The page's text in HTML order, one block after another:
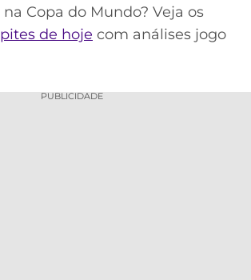
Copa do Mundo? Veja os
de hoje com análises jogo
PUBLICIDADE